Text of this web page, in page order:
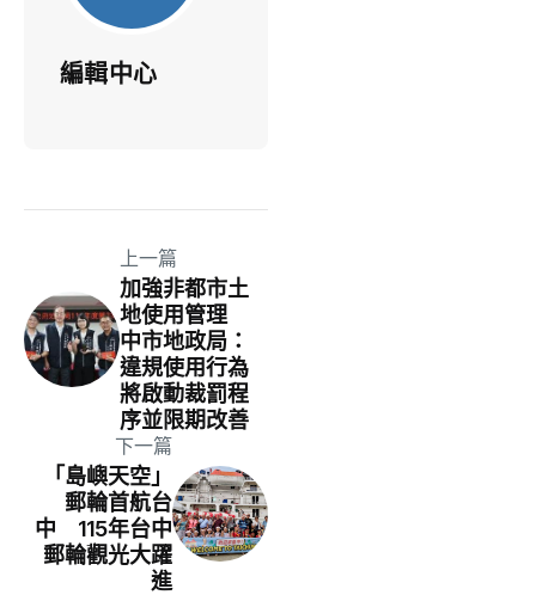
編輯中心
上一篇
加強非都市土
地使用管理
中市地政局：
違規使用行為
將啟動裁罰程
序並限期改善
下一篇
「島嶼天空」
郵輪首航台
中 115年台中
郵輪觀光大躍
進